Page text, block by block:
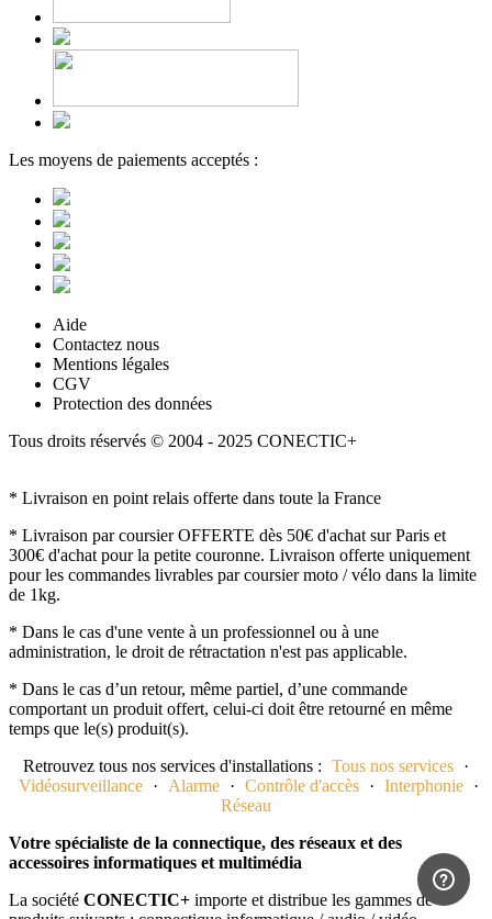
Les moyens de paiements acceptés :
Aide
Contactez nous
Mentions légales
CGV
Protection des données
Tous droits réservés © 2004 - 2025 CONECTIC+
* Livraison en point relais offerte dans toute la France
* Livraison par coursier OFFERTE dès 50€ d'achat sur Paris et
300€ d'achat pour la petite couronne. Livraison offerte uniquement
pour les commandes livrables par coursier moto / vélo dans la limite
de 1kg.
* Dans le cas d'une vente à un professionnel ou à une
administration, le droit de rétractation n'est pas applicable.
* Dans le cas d’un retour, même partiel, d’une commande
comportant un produit offert, celui-ci doit être retourné en même
temps que le(s) produit(s).
Retrouvez tous nos services d'installations : Tous nos services ·
Vidéosurveillance · Alarme · Contrôle d'accès · Interphonie ·
Réseau
Votre spécialiste de la connectique, des réseaux et des
accessoires informatiques et multimédia
La société CONECTIC+ importe et distribue les gammes de